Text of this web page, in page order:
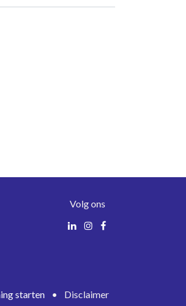
Volg ons
starten • Disclaimer